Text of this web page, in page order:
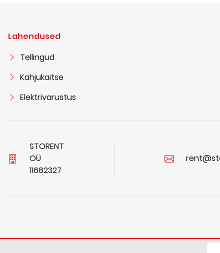
Lahendused
Tellingud
Kahjukaitse
Elektrivarustus
STORENT
OÜ
11682327